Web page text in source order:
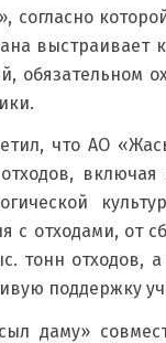
согласно
выстраивает
что АО
с отходами, от
тонн
поддержку
даму»